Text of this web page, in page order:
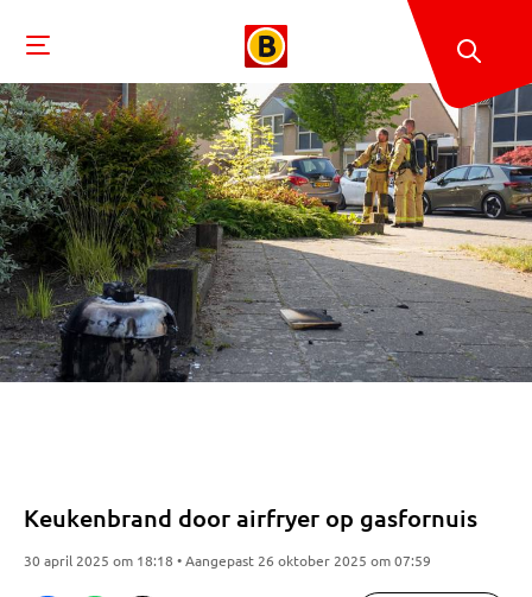
Keukenbrand door airfryer op gasfornuis
30 april 2025 om 18:18 • Aangepast 26 oktober 2025 om 07:59